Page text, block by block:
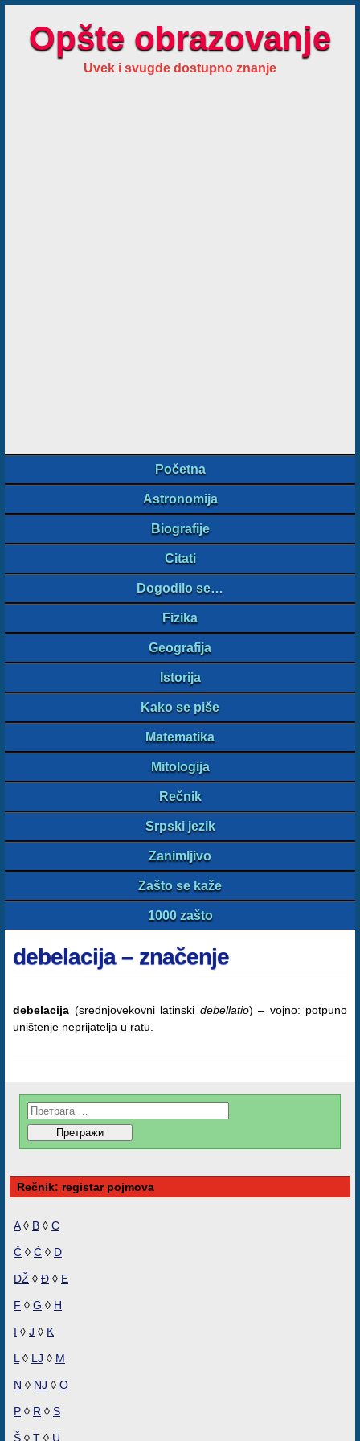
Opšte obrazovanje
Uvek i svugde dostupno znanje
Početna
Astronomija
Biografije
Citati
Dogodilo se…
Fizika
Geografija
Istorija
Kako se piše
Matematika
Mitologija
Rečnik
Srpski jezik
Zanimljivo
Zašto se kaže
1000 zašto
debelacija – značenje
debelacija (srednjovekovni latinski debellatio) – vojno: potpuno
uništenje neprijatelja u ratu.
Rečnik: registar pojmova
A◊ B ◊ C
Č ◊ Ć ◊ D
DŽ ◊ Đ ◊ E
F ◊ G ◊ H
I ◊ J ◊ K
L ◊ LJ ◊ M
N ◊ NJ ◊ O
P ◊ R ◊ S
Š ◊ T ◊ U